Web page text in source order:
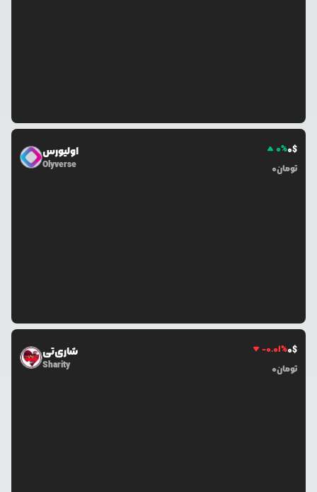
اولیورس
Olyverse
0%0$
0تومان
شاری‌تی
Sharity
-0.01%0$
0تومان